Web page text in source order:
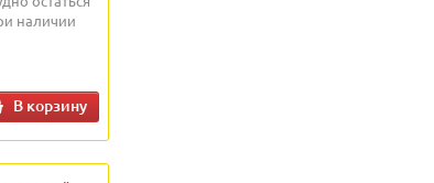
наличии
В корзину